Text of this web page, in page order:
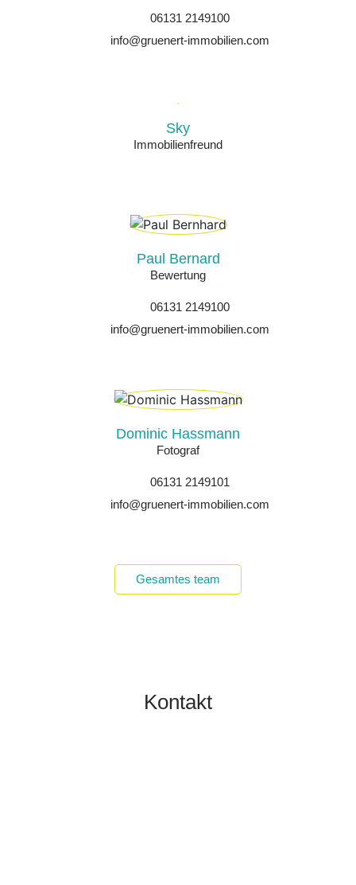
06131 2149100
info@gruenert-immobilien.com
Sky
Immobilienfreund
Paul Bernard
Bewertung
06131 2149100
info@gruenert-immobilien.com
Dominic Hassmann
Fotograf
06131 2149101
info@gruenert-immobilien.com
Gesamtes team
Kontakt